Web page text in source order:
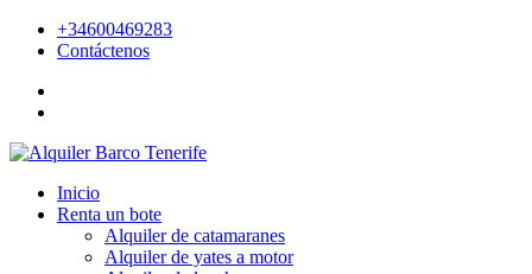
+34600469283
Contáctenos
Inicio
Renta un bote
Alquiler de catamaranes
Alquiler de yates a motor